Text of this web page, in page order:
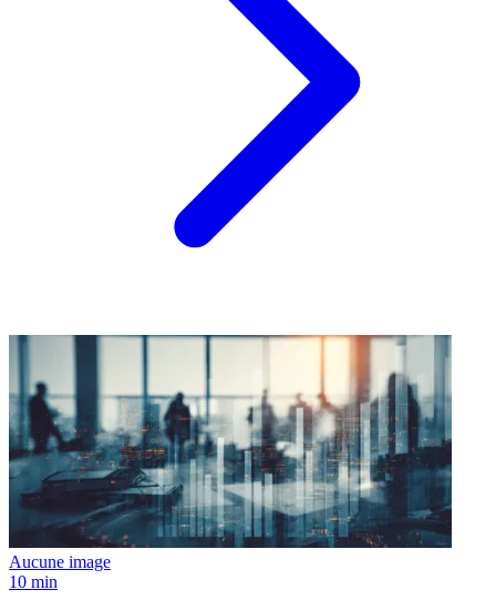
Aucune image
10 min